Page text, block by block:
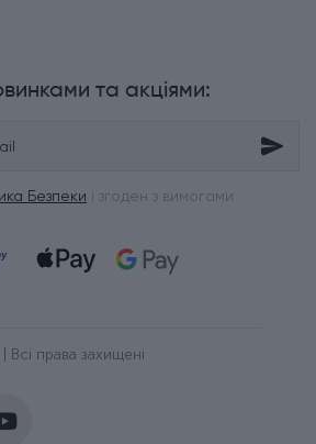
та акціями:
Безпеки і згоден з вимогами
права захищені